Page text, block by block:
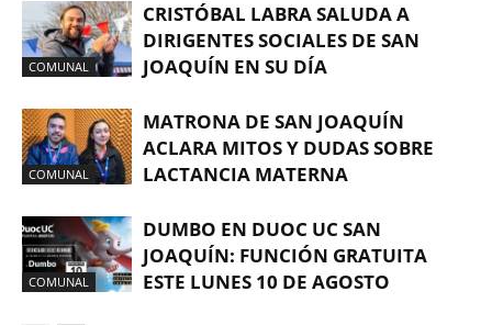
COMUNAL
CRISTÓBAL LABRA SALUDA A
DIRIGENTES SOCIALES DE SAN
JOAQUÍN EN SU DÍA
COMUNAL
MATRONA DE SAN JOAQUÍN
ACLARA MITOS Y DUDAS SOBRE
LACTANCIA MATERNA
COMUNAL
DUMBO EN DUOC UC SAN
JOAQUÍN: FUNCIÓN GRATUITA
ESTE LUNES 10 DE AGOSTO